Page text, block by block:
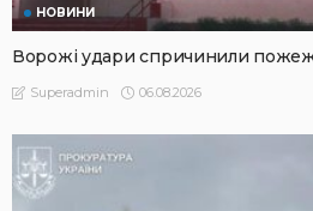
НОВИНИ
Ворожі удари спричинили
Superadmin 06.08.2026